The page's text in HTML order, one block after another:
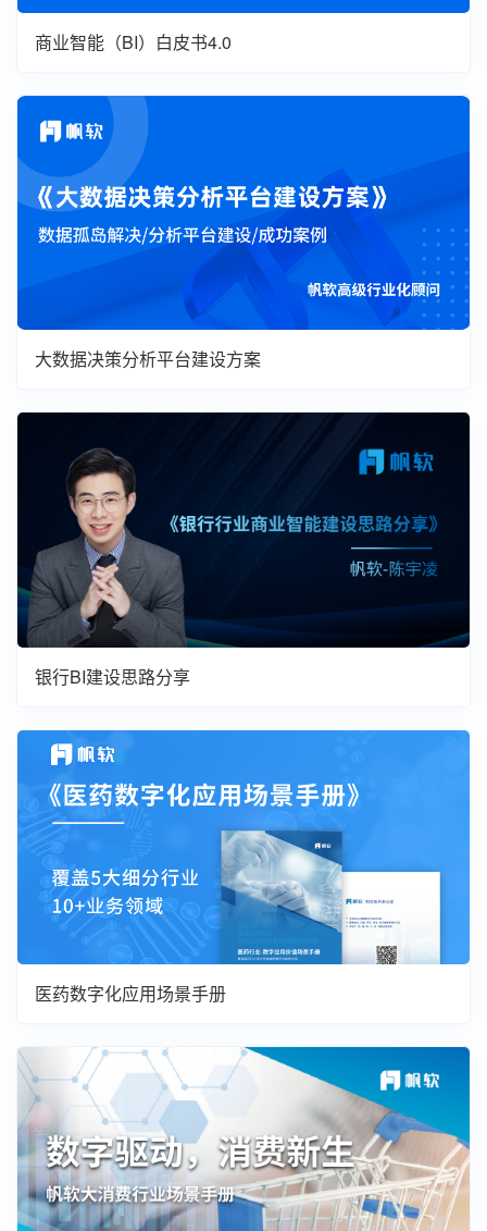
商业智能（BI）白皮书4.0
大数据决策分析平台建设方案
银行BI建设思路分享
医药数字化应用场景手册